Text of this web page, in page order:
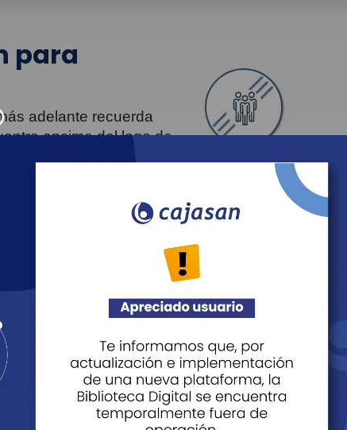
para
adelante recuerda
encima del logo de
Personas
Agéndate
Recreación Educación Cultura